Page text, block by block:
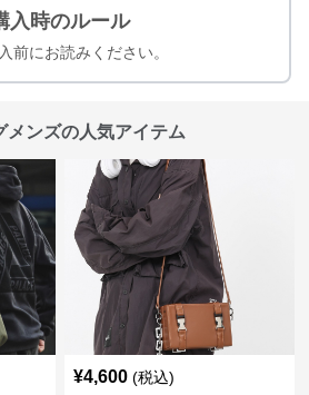
入時のルール
前にお読みください。
メンズの人気アイテム
¥4,600 (税込)